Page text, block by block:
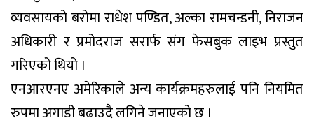
व्यवसायको बरोमा राधेश पण्डित, अल्का रामचन्डनी, निराजन
अधिकारी र प्रमोदराज सरार्फ संग फेसबुक लाइभ प्रस्तुत
गरिएको थियो ।
एनआरएनए अमेरिकाले अन्य कार्यक्रमहरुलाई पनि नियमित
रुपमा अगाडी बढाउदै लगिने जनाएको छ ।